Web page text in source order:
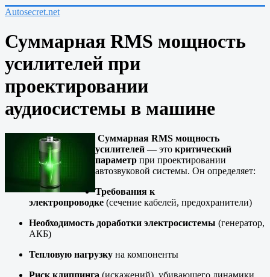
Autosecret.net
Суммарная RMS мощность
усилителей при
проектировании
аудиосистемы в машине
Суммарная RMS мощность
усилителей — это критический
параметр при проектировании
автозвуковой системы. Он определяет:
Требования к
электропроводке (сечение кабелей, предохранители)
Необходимость доработки электросистемы (генератор,
АКБ)
Тепловую нагрузку на компоненты
Риск клиппинга (искажений), убивающего динамики.